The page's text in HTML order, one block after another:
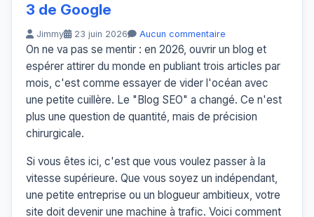
3 de Google
Jimmy 23 juin 2026 Aucun commentaire
On ne va pas se mentir : en 2026, ouvrir un blog et
espérer attirer du monde en publiant trois articles par
mois, c'est comme essayer de vider l'océan avec
une petite cuillère. Le "Blog SEO" a changé. Ce n'est
plus une question de quantité, mais de précision
chirurgicale.
Si vous êtes ici, c'est que vous voulez passer à la
vitesse supérieure. Que vous soyez un indépendant,
une petite entreprise ou un blogueur ambitieux, votre
site doit devenir une machine à trafic. Voici comment